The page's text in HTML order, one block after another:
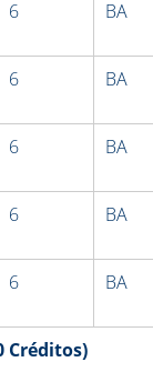
6 BA
6 BA
6 BA
6 BA
6 BA
Créditos)